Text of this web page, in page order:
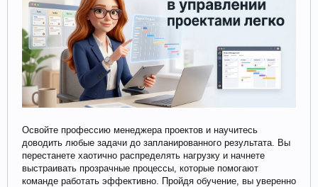
Освойте профессию менеджера проектов и научитесь
доводить любые задачи до запланированного результата. Вы
перестанете хаотично распределять нагрузку и начнете
выстраивать прозрачные процессы, которые помогают
команде работать эффективно. Пройдя обучение, вы уверенно